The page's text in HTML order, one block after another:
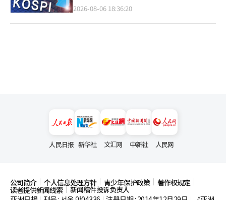
2026-08-06 18:36:20
人民日报 新华社 文汇网 中新社 人民网
公司简介 个人信息处理方针 青少年保护政策 著作权规定
读者提供新闻线索
新闻稿件投诉负责人